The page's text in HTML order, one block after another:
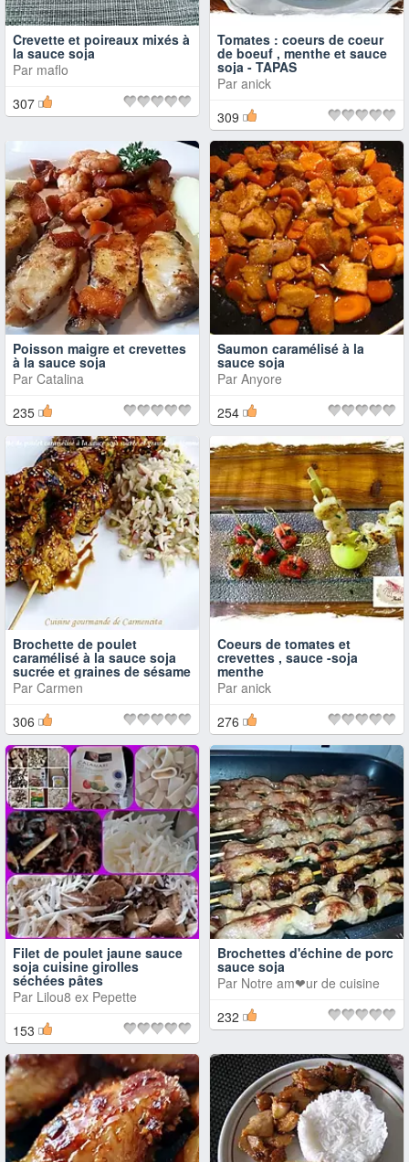
Crevette et poireaux mixés à
la sauce soja
Par maflo
307
Tomates : coeurs de coeur
de boeuf , menthe et sauce
soja - TAPAS
Par anick
309
Poisson maigre et crevettes
à la sauce soja
Par Catalina
235
Saumon caramélisé à la
sauce soja
Par Anyore
254
Brochette de poulet
caramélisé à la sauce soja
sucrée et graines de sésame
Par Carmen
306
Coeurs de tomates et
crevettes , sauce -soja
menthe
Par anick
276
Filet de poulet jaune sauce
soja cuisine girolles
séchées pâtes
Par Lilou8 ex Pepette
153
Brochettes d'échine de porc
sauce soja
Par Notre am❤ur de cuisine
232